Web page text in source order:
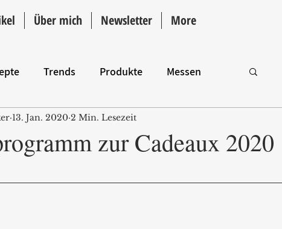
Über mich Newsletter More
Trends Produkte Messen
Intro
zur Cadeaux 2020
13. Jan. 2020 2 Min. Lesezeit